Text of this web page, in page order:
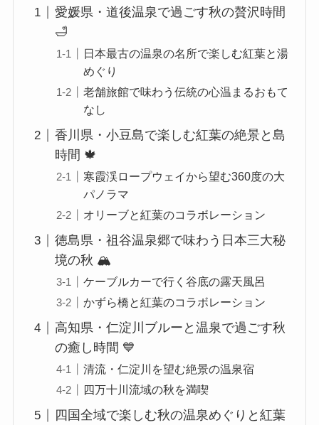
愛媛県・道後温泉で過ごす秋の贅沢時間
🛁
日本最古の温泉の名所で楽しむ紅葉と湯
めぐり
老舗旅館で味わう伝統の心温まるおもて
なし
香川県・小豆島で楽しむ紅葉の絶景と島
時間 🍁
寒霞渓ロープウェイから望む360度の大
パノラマ
オリーブと紅葉のコラボレーション
徳島県・祖谷温泉郷で味わう日本三大秘
境の秋 🏔️
ケーブルカーで行く谷底の露天風呂
かずら橋と紅葉のコラボレーション
高知県・仁淀川ブルーと温泉で過ごす秋
の癒し時間 💙
清流・仁淀川を望む絶景の温泉宿
四万十川流域の秋を満喫
四国全域で楽しむ秋の温泉めぐりと紅葉